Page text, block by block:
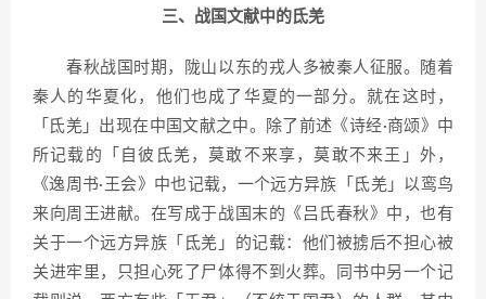
三、战国文献中的氐羌
春秋战国时期，陇山以东的戎人多被秦人征服。随着
秦人的华夏化，他们也成了华夏的一部分。就在这时，
「氐羌」出现在中国文献之中。除了前述《诗经·商颂》中
所记载的「自彼氐羌，莫敢不来享，莫敢不来王」外，
《逸周书·王会》中也记载，一个远方异族「氐羌」以鸾鸟
来向周王进献。在写成于战国末的《吕氏春秋》中，也有
关于一个远方异族「氐羌」的记载：他们被掳后不担心被
关进牢里，只担心死了尸体得不到火葬。同书中另一个记